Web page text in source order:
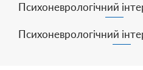
Психоневрологічний
Психоневрологічний